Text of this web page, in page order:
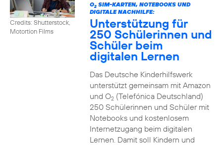
Credits: Shutterstock,
Motortion Films
O2SIM-KARTEN, NOTEBOOKS UND
DIGITALE NACHHILFE:
Unterstützung für
250 Schülerinnen und
Schüler beim
digitalen Lernen
Das Deutsche Kinderhilfswerk
unterstützt gemeinsam mit Amazon
und O2(Telefónica Deutschland)
250 Schülerinnen und Schüler mit
Notebooks und kostenlosem
Internetzugang beim digitalen
Lernen. Damit soll Kindern und